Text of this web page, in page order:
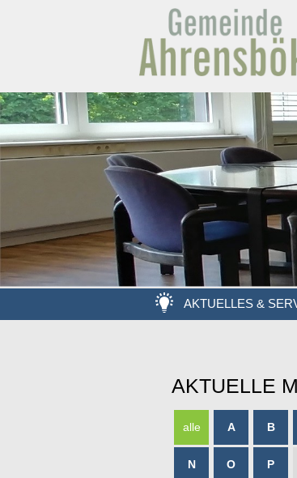
AKTUELLES &
AKTUELLE
alle A B
N O P